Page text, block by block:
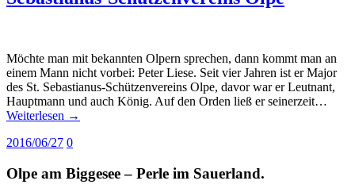
Möchte man mit bekannten Olpern sprechen, dann kommt man an
einem Mann nicht vorbei: Peter Liese. Seit vier Jahren ist er Major
des St. Sebastianus-Schützenvereins Olpe, davor war er Leutnant,
Hauptmann und auch König. Auf den Orden ließ er seinerzeit…
Weiterlesen →
2016/06/27 0
Olpe am Biggesee – Perle im Sauerland.